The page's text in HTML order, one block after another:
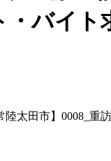
・バイト
太田市】0008_重